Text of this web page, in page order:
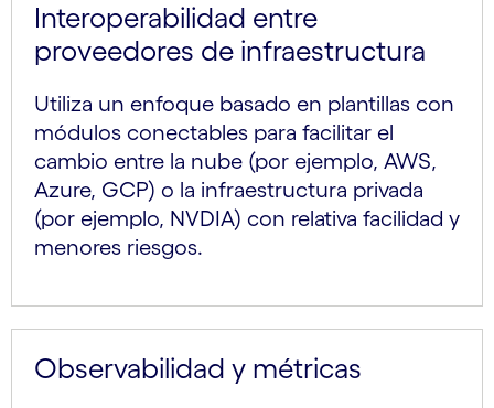
Interoperabilidad entre
proveedores de infraestructura
Utiliza un enfoque basado en plantillas con
módulos conectables para facilitar el
cambio entre la nube (por ejemplo, AWS,
Azure, GCP) o la infraestructura privada
(por ejemplo, NVDIA) con relativa facilidad y
menores riesgos.
Observabilidad y métricas